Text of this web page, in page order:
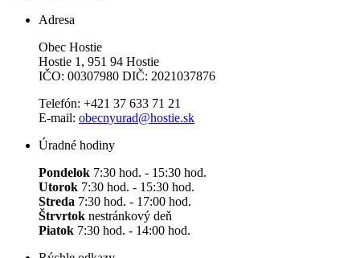
Adresa
Obec Hostie
Hostie 1, 951 94 Hostie
IČO: 00307980 DIČ: 2021037876
Telefón: +421 37 633 71 21
E-mail: obecnyurad@hostie.sk
Úradné hodiny
Pondelok 7:30 hod. - 15:30 hod.
Utorok 7:30 hod. - 15:30 hod.
Streda 7:30 hod. - 17:00 hod.
Štrvrtok nestránkový deň
Piatok 7:30 hod. - 14:00 hod.